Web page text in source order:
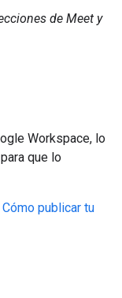
de Meet y
Workspace, lo
que lo
Cómo publicar tu